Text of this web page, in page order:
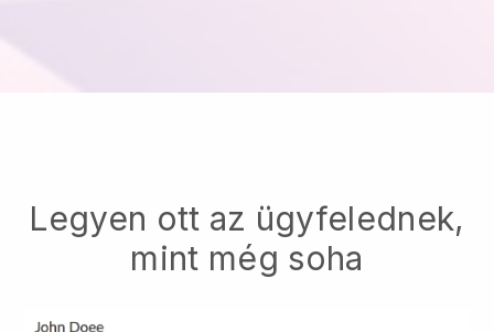
Legyen ott az ügyfelednek,
mint még soha